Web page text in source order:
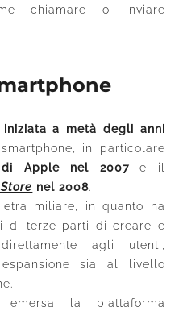
chiamare o inviare
a metà degli anni
in particolare
di Apple nel 2007e il
nel 2008
miliare, in quanto ha
di terze parti di creare e
agli utenti,
sia al livello
emersa la piattaforma